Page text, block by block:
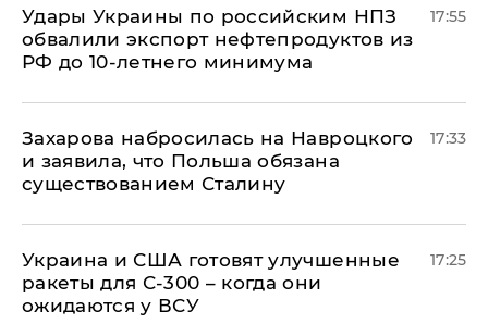
Удары Украины по российским НПЗ
обвалили экспорт нефтепродуктов из
РФ до 10-летнего минимума
17:55
​Захарова набросилась на Навроцкого
и заявила, что Польша обязана
существованием Сталину
17:33
Украина и США готовят улучшенные
ракеты для С-300 – когда они
ожидаются у ВСУ
17:25